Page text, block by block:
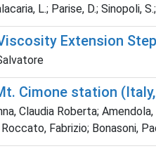
L.; Parise, D.; Sinopoli,
Extension Step
Cimone station
Claudia Roberta;
Fabrizio; Bonasoni,